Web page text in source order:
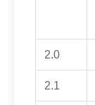
2.0
2.1